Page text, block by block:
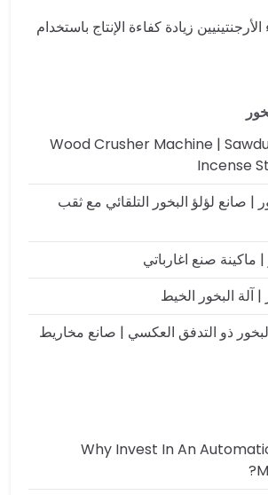
زيادة كفاءة الإنتاج باستخدام
Wood Crusher Machine |
Incense
| صانع لؤلؤ البخور التلقائي مع ثقب
ماكينة صنع اغارباتي
آلة البخور الخيط
ذو التدفق العكسي | صانع مخاريط
Why Invest In An